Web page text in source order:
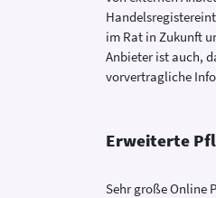
im Rat in Zukunft
Anbieter ist auch,
vorvertragliche
Erweiterte
Sehr große Online